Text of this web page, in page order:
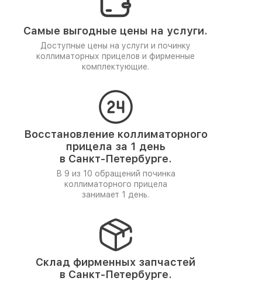
Самые выгодные цены на услуги.
Доступные цены на услуги и починку
коллиматорных прицелов и фирменные
комплектующие.
Восстановление коллиматорного
прицела за 1 день
в Санкт-Петербурге.
В 9 из 10 обращений починка
коллиматорного прицела
занимает 1 день.
Склад фирменных запчастей
в Санкт-Петербурге.